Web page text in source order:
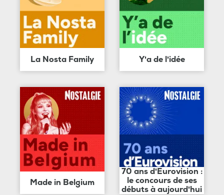
La Nosta Family Y'a de l'idée
Made in Belgium
70 ans d'Eurovision :
le concours de ses
débuts à aujourd'hui